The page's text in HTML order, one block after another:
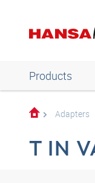
Products
Adapters
T IN